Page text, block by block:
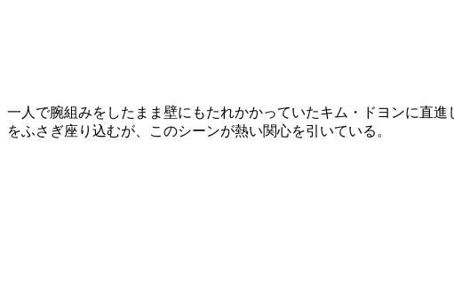
一人で腕組みをしたまま壁にもたれかかっていたキム・ドヨンに直
をふさぎ座り込むが、このシーンが熱い関心を引いている。